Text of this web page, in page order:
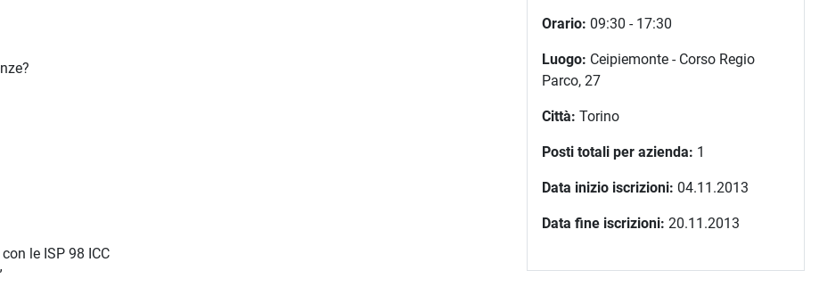
le ISP 98 ICC
Orario: 09:30 - 17:30
Luogo: Ceipiemonte - Corso Regio
Parco, 27
Città: Torino
Posti totali per azienda: 1
Data inizio iscrizioni: 04.11.2013
Data fine iscrizioni: 20.11.2013